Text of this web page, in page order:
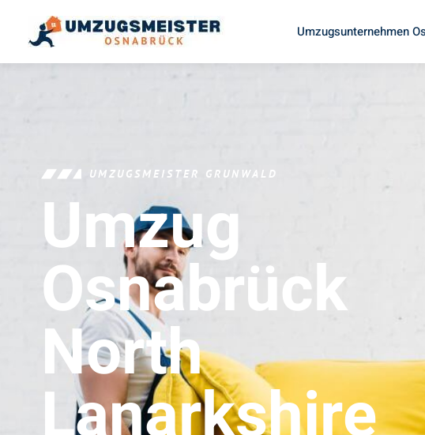
Umzugsunternehmen
UMZUGSMEISTER GRUNWALD
Umzug
Osnabrück
North